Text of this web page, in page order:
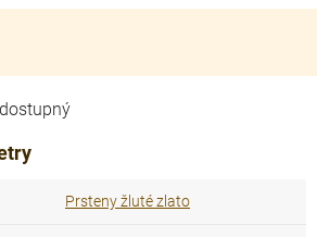
Prsteny žluté zlato